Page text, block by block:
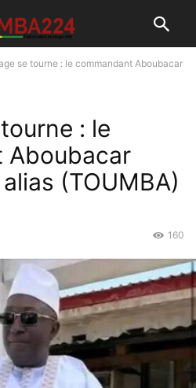
se tourne : le commandant Aboubacar
: le
Aboubacar
(TOUMBA)
160